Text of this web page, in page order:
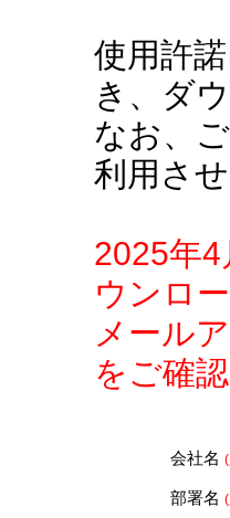
使用許
き、ダ
なお、
利用さ
2025年
ウンロ
メール
をご確
会社名
部署名